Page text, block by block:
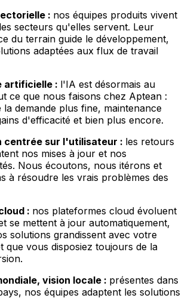
: nos équipes produits vivent
secteurs qu'elles servent. Leur
du terrain guide le développement,
adaptées aux flux de travail
artificielle : l'IA est désormais au
ce que nous faisons chez Aptean :
la demande plus fine, maintenance
d'efficacité et bien plus encore.
centrée sur l'utilisateur : les retours
nos mises à jour et nos
Nous écoutons, nous itérons et
à résoudre les vrais problèmes des
: nos plateformes cloud évoluent
se mettent à jour automatiquement,
solutions grandissent avec votre
que vous disposiez toujours de la
vision locale : présentes dans
nos équipes adaptent les solutions